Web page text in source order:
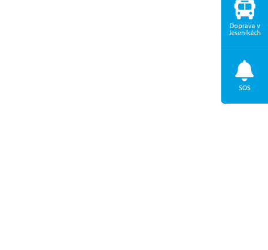
Doprava v
Jeseníkách
SOS